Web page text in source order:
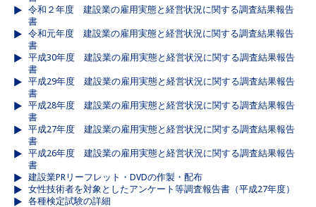
令和２年度 建設業の雇用実態と経営状況に関する調査結果報告
書
令和元年度 建設業の雇用実態と経営状況に関する調査結果報告
書
平成30年度 建設業の雇用実態と経営状況に関する調査結果報告
書
平成29年度 建設業の雇用実態と経営状況に関する調査結果報告
書
平成28年度 建設業の雇用実態と経営状況に関する調査結果報告
書
平成27年度 建設業の雇用実態と経営状況に関する調査結果報告
書
平成26年度 建設業の雇用実態と経営状況に関する調査結果報告
書
建設業PRリーフレット・DVDの作製・配布
女性技術者を対象としたアンケート等調査報告書（平成27年度）
各種検定試験の詳細